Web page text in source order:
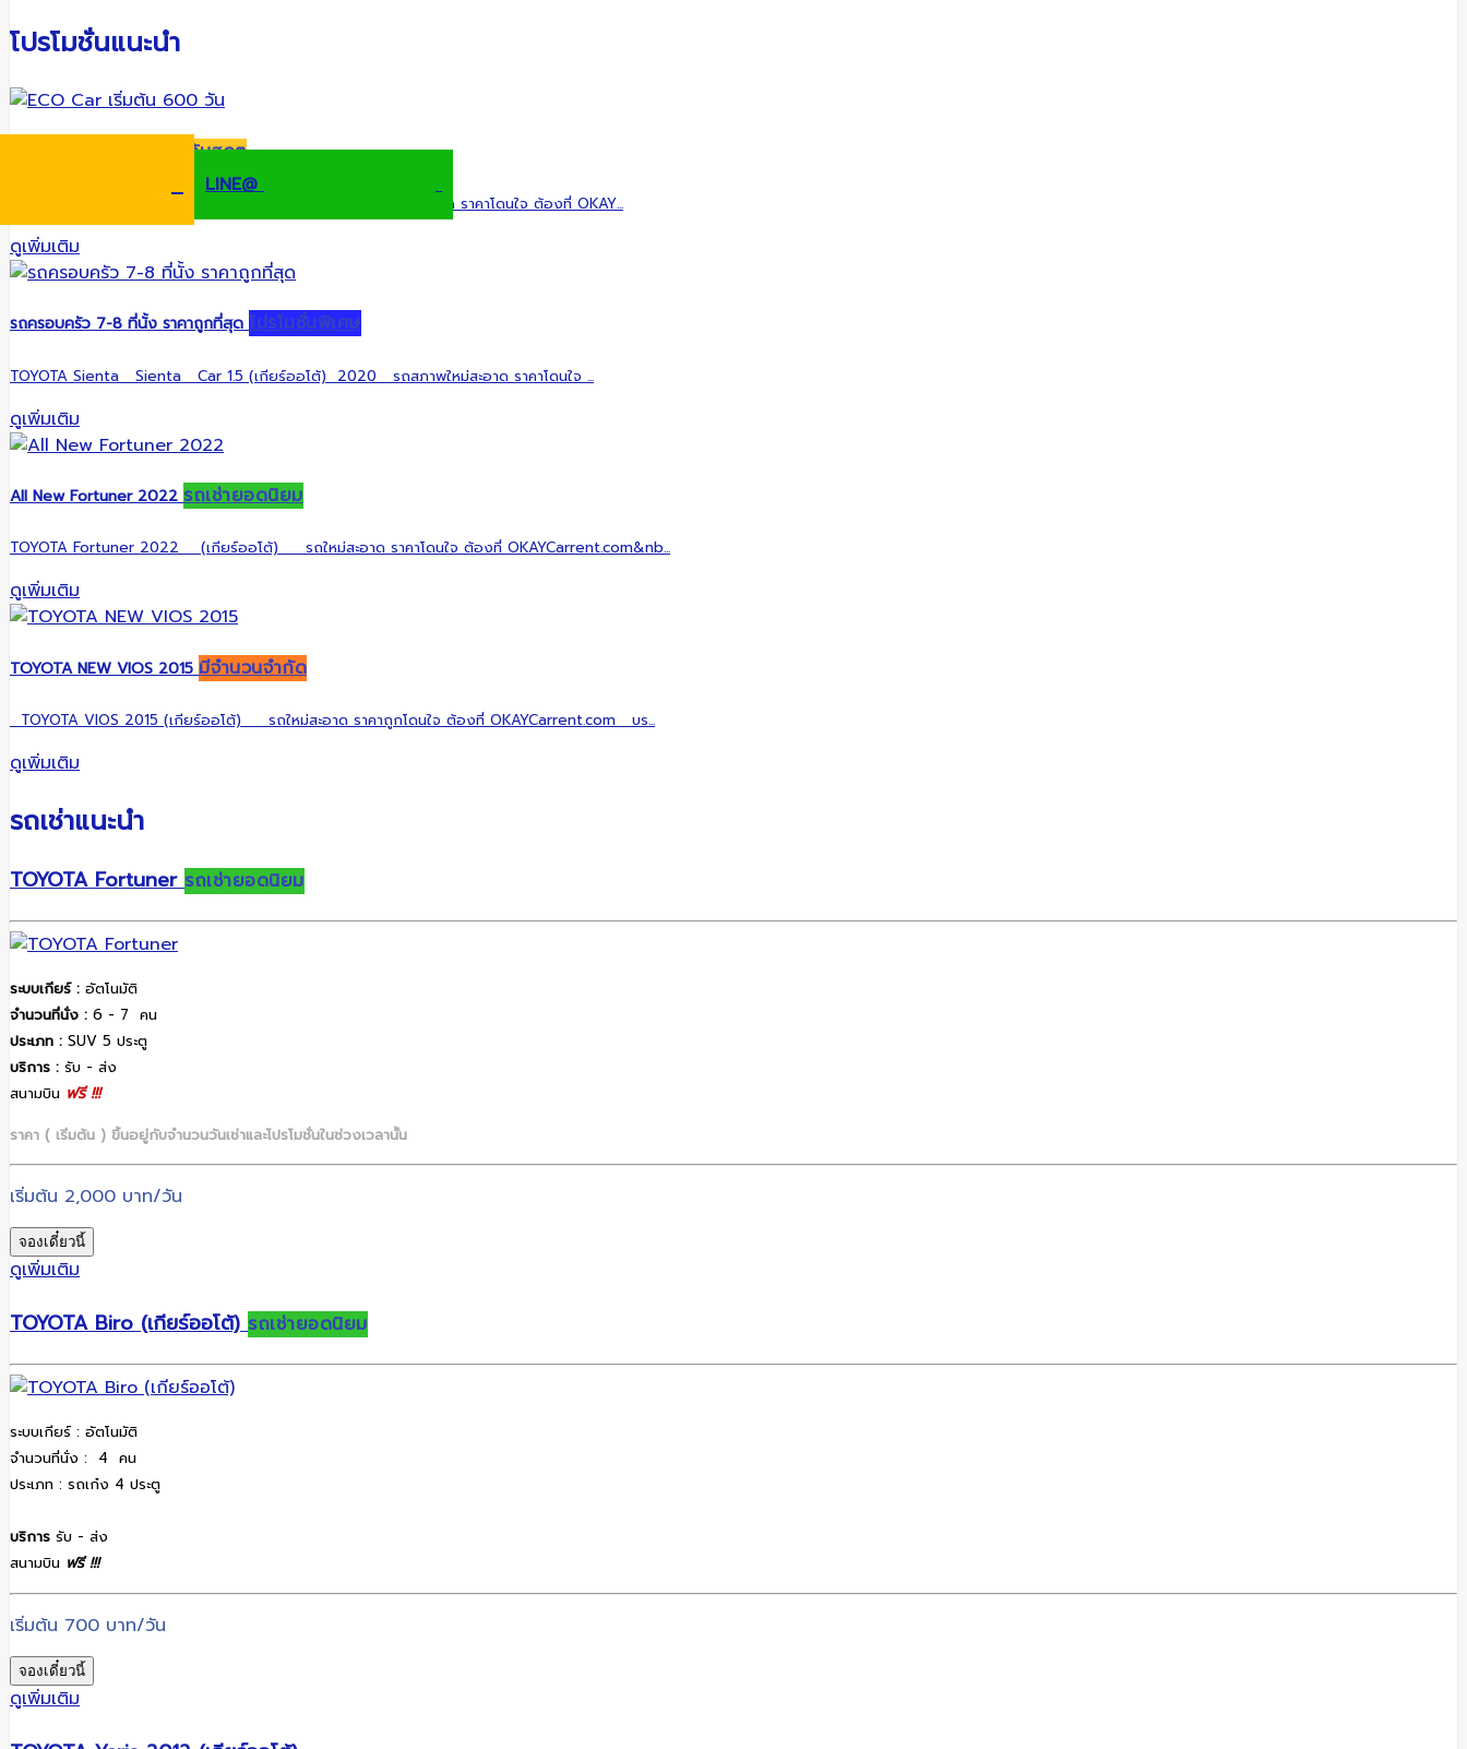
โปรโมชั่นแนะนำ
คุ้มสุดๆ
ECO Car 1200 cc ( ไม่ระบุรุ่น ไม่ระบุปี ไม่ระบุสี ) รถสภาพใหม่สะอาด ราคาโดนใจ ต้องที่ OKAY...
ดูเพิ่มเติม
รถครอบครัว 7-8 ที่นั้ง ราคาถูกที่สุดโปรโมชั่นพิเศษ
TOYOTA Sienta Sienta Car 1.5 (เกียร์ออโต้) 2020 รถสภาพใหม่สะอาด ราคาโดนใจ ...
ดูเพิ่มเติม
All New Fortuner 2022 รถเช่ายอดนิยม
TOYOTA Fortuner 2022 (เกียร์ออโต้) รถใหม่สะอาด ราคาโดนใจ ต้องที่ OKAYCarrent.com&nb...
ดูเพิ่มเติม
TOYOTA NEW VIOS 2015 มีจำนวนจำกัด
TOYOTA VIOS 2015 (เกียร์ออโต้) รถใหม่สะอาด ราคาถูกโดนใจ ต้องที่ OKAYCarrent.com บร...
ดูเพิ่มเติม
รถเช่าแนะนำ
TOYOTA Fortunerรถเช่ายอดนิยม
ระบบเกียร์ : อัตโนมัติ
จำนวนที่นั่ง : 6 - 7 คน
ประเภท : SUV 5 ประตู
บริการ : รับ - ส่ง
สนามบิน ฟรี!!!
ราคา ( เริ่มต้น ) ขึ้นอยู่กับจำนวนวันเช่าและโปรโมชั่นในช่วงเวลานั้น
เริ่มต้น 2,000 บาท/วัน
จองเดี๋ยวนี้
ดูเพิ่มเติม
TOYOTA Biro (เกียร์ออโต้)รถเช่ายอดนิยม
ระบบเกียร์ : อัตโนมัติ
จำนวนที่นั่ง : 4 คน
ประเภท : รถเก๋ง 4 ประตู
บริการ รับ - ส่ง
สนามบิน ฟรี!!!
เริ่มต้น 700 บาท/วัน
จองเดี๋ยวนี้
ดูเพิ่มเติม
LINE@